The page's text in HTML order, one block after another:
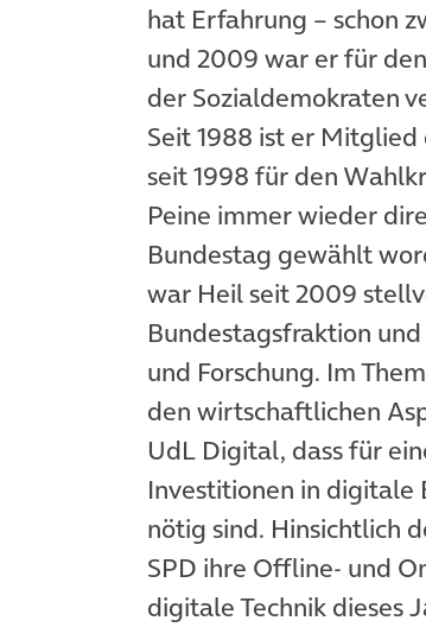
hat Erfahrung – schon
und 2009 war er für
der Sozialdemokraten
Seit 1988 ist er Mitglied
seit 1998 für den
Peine immer wieder
Bundestag gewählt
war Heil seit 2009
Bundestagsfraktion
und Forschung. Im
den wirtschaftlichen
UdL Digital, dass für
Investitionen in
nötig sind. Hinsichtlich
SPD ihre Offline- und
digitale Technik dieses